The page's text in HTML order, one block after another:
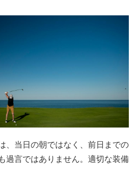
、当日の朝ではなく、前日までの
過言ではありません。適切な装備